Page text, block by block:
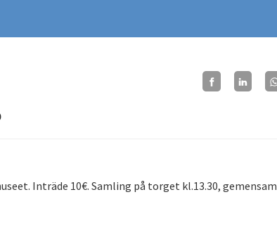
Inträde 10€. Samling på torget kl.13.30, gemensam